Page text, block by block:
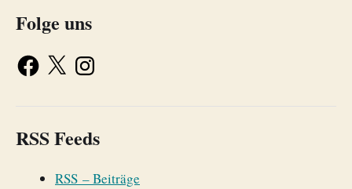
Folge uns
RSS Feeds
RSS – Beiträge